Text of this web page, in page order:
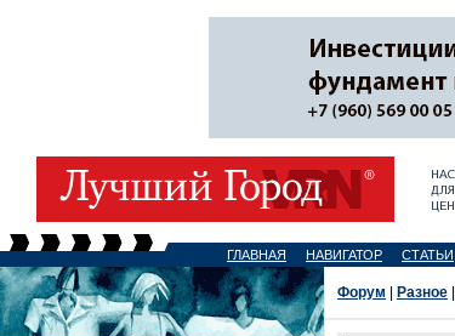
ГЛАВНАЯ НАВИГАТОР СТАТЬИ
Форум Разное